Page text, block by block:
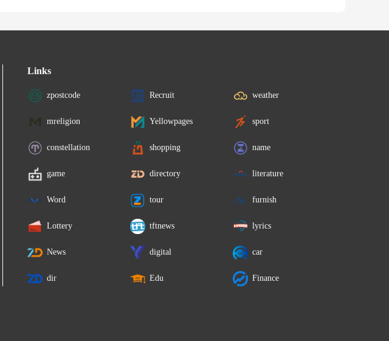
Links
zpostcode Recruit weather
mreligion Yellowpages sport
constellation shopping name
game directory literature
Word tour furnish
Lottery tftnews lyrics
News digital car
dir Edu Finance